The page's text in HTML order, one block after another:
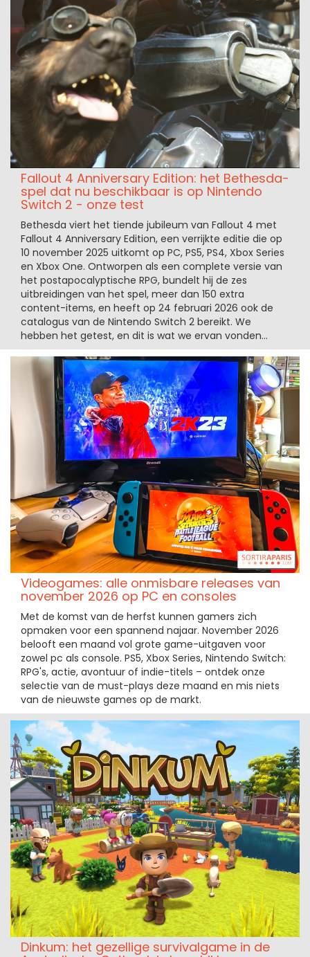
Fallout 4 Anniversary Edition: het Bethesda-
spel dat nu beschikbaar is op Nintendo
Switch 2 - onze test
Bethesda viert het tiende jubileum van Fallout 4 met
Fallout 4 Anniversary Edition, een verrijkte editie die op
10 november 2025 uitkomt op PC, PS5, PS4, Xbox Series
en Xbox One. Ontworpen als een complete versie van
het postapocalyptische RPG, bundelt hij de zes
uitbreidingen van het spel, meer dan 150 extra
content-items, en heeft op 24 februari 2026 ook de
catalogus van de Nintendo Switch 2 bereikt. We
hebben het getest, en dit is wat we ervan vonden...
Videogames: alle onmisbare releases van
november 2026 op PC en consoles
Met de komst van de herfst kunnen gamers zich
opmaken voor een spannend najaar. November 2026
belooft een maand vol grote game-uitgaven voor
zowel pc als console. PS5, Xbox Series, Nintendo Switch:
RPG's, actie, avontuur of indie-titels – ontdek onze
selectie van de must-plays deze maand en mis niets
van de nieuwste games op de markt.
Dinkum: het gezellige survivalgame in de